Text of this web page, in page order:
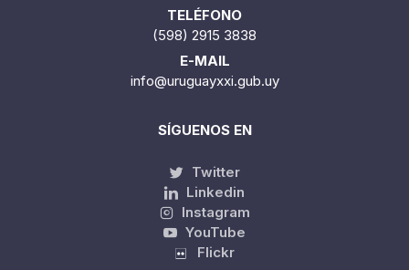
TELÉFONO
(598) 2915 3838
E-MAIL
info@uruguayxxi.gub.uy
SÍGUENOS EN
Twitter
Linkedin
Instagram
YouTube
Flickr